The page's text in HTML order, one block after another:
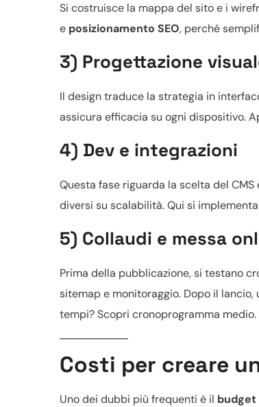
Si costruisce la mappa del sito e i
e posizionamento SEO, perché
3) Progettazione
Il design traduce la strategia in
assicura efficacia su ogni dispositivo.
4) Dev e integrazioni
Questa fase riguarda la scelta del
diversi su scalabilità. Qui si
5) Collaudi e messa
Prima della pubblicazione, si testano
sitemap e monitoraggio. Dopo il
tempi? Scopri cronoprogramma medio.
Costi per creare
Uno dei dubbi più frequenti è il budget